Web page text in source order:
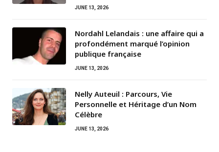
JUNE 13, 2026
Nordahl Lelandais : une affaire qui a
profondément marqué l’opinion
publique française
JUNE 13, 2026
Nelly Auteuil : Parcours, Vie
Personnelle et Héritage d’un Nom
Célèbre
JUNE 13, 2026